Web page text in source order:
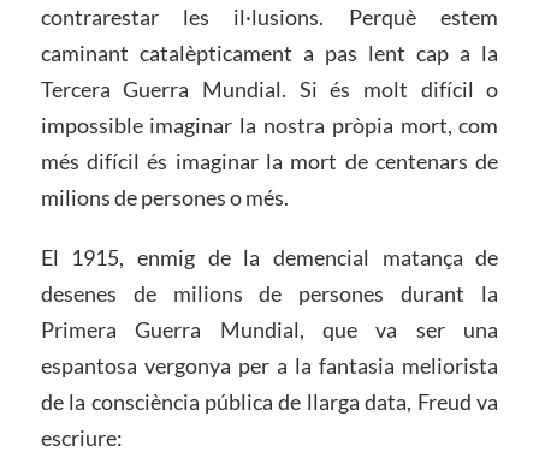
contrarestar les il·lusions. Perquè estem
caminant catalèpticament a pas lent cap a la
Tercera Guerra Mundial. Si és molt difícil o
impossible imaginar la nostra pròpia mort, com
més difícil és imaginar la mort de centenars de
milions de persones o més.
El 1915, enmig de la demencial matança de
desenes de milions de persones durant la
Primera Guerra Mundial, que va ser una
espantosa vergonya per a la fantasia meliorista
de la consciència pública de llarga data, Freud va
escriure: